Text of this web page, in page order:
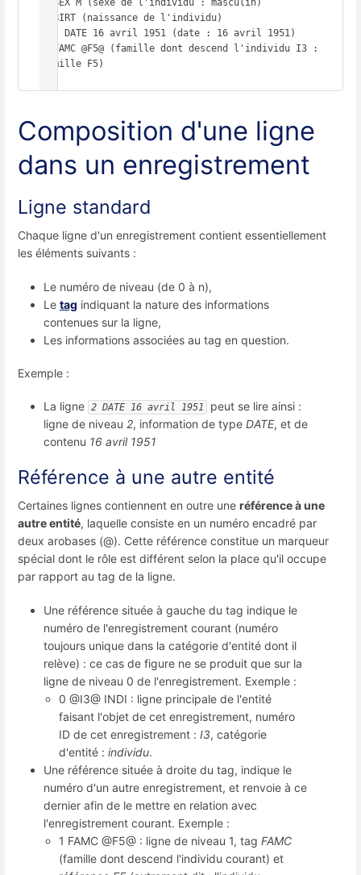
famille F5)
Composition d'une ligne
dans un enregistrement
Ligne standard
Chaque ligne d'un enregistrement contient essentiellement
les éléments suivants :
Le numéro de niveau (de 0 à n),
Le tag indiquant la nature des informations
contenues sur la ligne,
Les informations associées au tag en question.
Exemple :
La ligne 2 DATE 16 avril 1951
peut se lire ainsi :
ligne de niveau 2, information de type DATE, et de
contenu 16 avril 1951
Référence à une autre entité
Certaines lignes contiennent en outre une référence à une
autre entité, laquelle consiste en un numéro encadré par
deux arobases (@). Cette référence constitue un marqueur
spécial dont le rôle est différent selon la place qu'il occupe
par rapport au tag de la ligne.
Une référence située à gauche du tag indique le
numéro de l'enregistrement courant (numéro
toujours unique dans la catégorie d'entité dont il
relève) : ce cas de figure ne se produit que sur la
ligne de niveau 0 de l'enregistrement. Exemple :
0 @I3@ INDI : ligne principale de l'entité
faisant l'objet de cet enregistrement, numéro
ID de cet enregistrement :I3, catégorie
d'entité :individu.
Une référence située à droite du tag, indique le
numéro d'un autre enregistrement, et renvoie à ce
dernier afin de le mettre en relation avec
l'enregistrement courant. Exemple :
1 FAMC @F5@ : ligne de niveau 1, tagFAMC
(famille dont descend l'individu courant) et